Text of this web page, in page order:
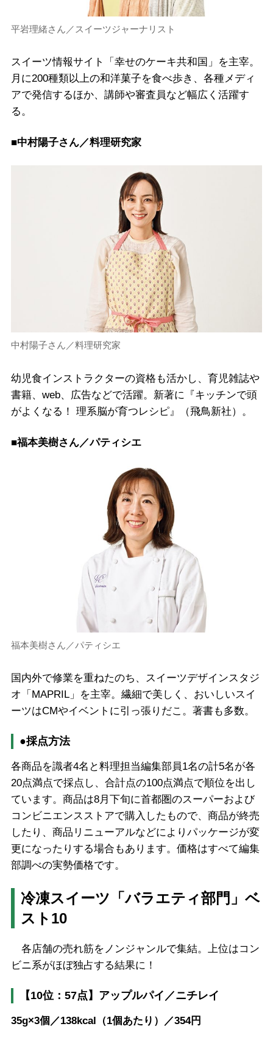
平岩理緒さん／スイーツジャーナリスト
スイーツ情報サイト「幸せのケーキ共和国」を主宰。
月に200種類以上の和洋菓子を食べ歩き、各種メディ
アで発信するほか、講師や審査員など幅広く活躍す
る。
■中村陽子さん／料理研究家
中村陽子さん／料理研究家
幼児食インストラクターの資格も活かし、育児雑誌や
書籍、web、広告などで活躍。新著に『キッチンで頭
がよくなる！ 理系脳が育つレシピ』（飛鳥新社）。
■福本美樹さん／パティシエ
福本美樹さん／パティシエ
国内外で修業を重ねたのち、スイーツデザインスタジ
オ「MAPRIL」を主宰。繊細で美しく、おいしいスイ
ーツはCMやイベントに引っ張りだこ。著書も多数。
●採点方法
各商品を識者4名と料理担当編集部員1名の計5名が各
20点満点で採点し、合計点の100点満点で順位を出し
ています。商品は8月下旬に首都圏のスーパーおよび
コンビニエンスストアで購入したもので、商品が終売
したり、商品リニューアルなどによりパッケージが変
更になったりする場合もあります。価格はすべて編集
部調べの実勢価格です。
冷凍スイーツ「バラエティ部門」ベ
スト10
各店舗の売れ筋をノンジャンルで集結。上位はコン
ビニ系がほぼ独占する結果に！
【10位：57点】アップルパイ／ニチレイ
35g×3個／138kcal（1個あたり）／354円